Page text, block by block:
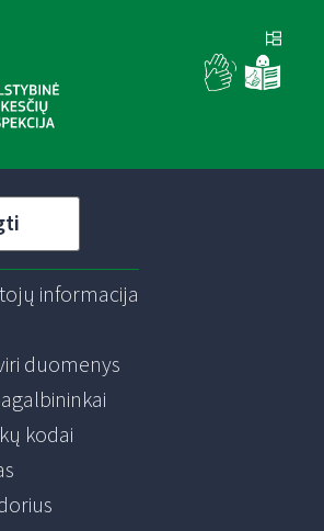
informacija
duomenys
kodai